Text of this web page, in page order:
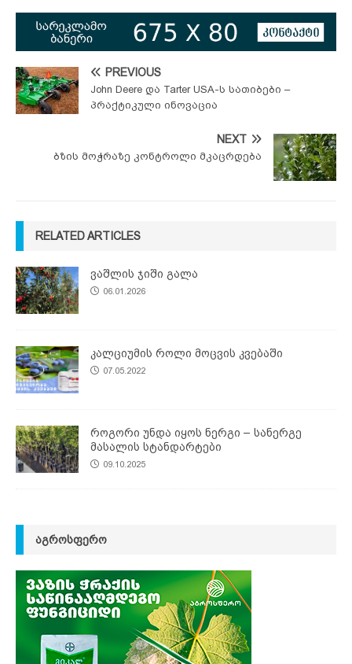
PREVIOUS
John Deere და Tarter USA-ს სათიბები –
პრაქტიკული ინოვაცია
NEXT
ბზის მოჭრაზე კონტროლი მკაცრდება
RELATED ARTICLES
ვაშლის ჯიში გალა
06.01.2026
კალციუმის როლი მოცვის კვებაში
07.05.2022
როგორი უნდა იყოს ნერგი – სანერგე
მასალის სტანდარტები
09.10.2025
ᲐᲒᲠᲝᲡᲤᲔᲠᲝ